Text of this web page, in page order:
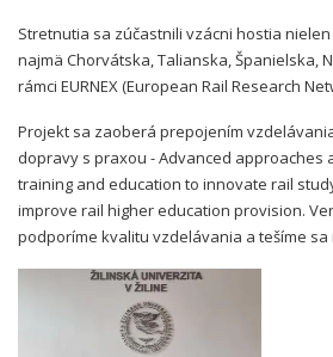
Stretnutia sa zúčastnili vzácni hostia
najmä Chorvátska, Talianska, Španielska,
rámci EURNEX (European Rail Research
Projekt sa zaoberá prepojením
dopravy s praxou - Advanced approaches
training and education to innovate rail
improve rail higher education provision.
podporíme kvalitu vzdelávania a tešíme